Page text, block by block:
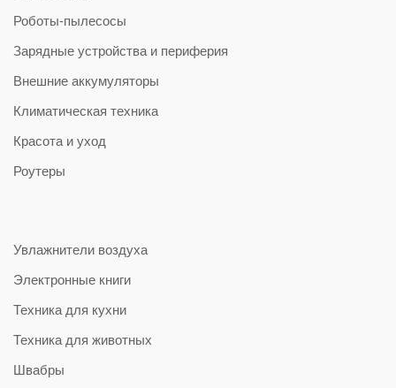
Роботы-пылесосы
Зарядные устройства и периферия
Внешние аккумуляторы
Климатическая техника
Красота и уход
Роутеры
Увлажнители воздуха
Электронные книги
Техника для кухни
Техника для животных
Швабры